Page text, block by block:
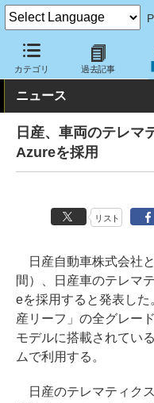
カテゴリ 過去記事
クラウド Watch トピック
ニュース
日産、車両のテレ
Azureを採用
リスト
日産自動車株式会社
間）、日産車のテレマ
eを採用すると発表し
産リーフ」の全グレー
モデルに搭載されてい
ムで利用する。
日産のテレマティク